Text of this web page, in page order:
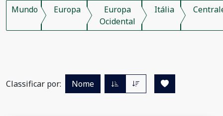
Mundo Europa
Europa
Ocidental
Itália
Classificar por: Nome